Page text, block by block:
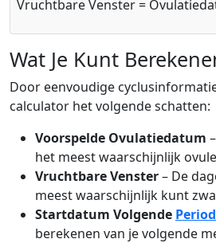
Vruchtbare Venster =
Wat Je Kunt
Door eenvoudige
calculator het volgende schatten:
Voorspelde Ovulatiedatum
het meest waarschijnlijk
Vruchtbare Venster– De
meest waarschijnlijk kunt
Startdatum Volgende
berekenen van je volgende